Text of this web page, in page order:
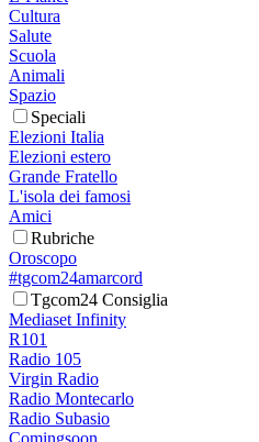
Cultura
Salute
Scuola
Animali
Spazio
Speciali
Elezioni Italia
Elezioni estero
Grande Fratello
L'isola dei famosi
Amici
Rubriche
Oroscopo
#tgcom24amarcord
Tgcom24 Consiglia
Mediaset Infinity
R101
Radio 105
Virgin Radio
Radio Montecarlo
Radio Subasio
Comingsoon